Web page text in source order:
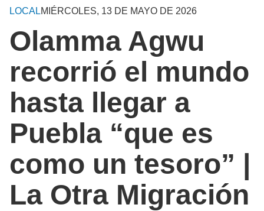
LOCALMIÉRCOLES, 13 DE MAYO DE 2026
Olamma Agwu
recorrió el mundo
hasta llegar a
Puebla “que es
como un tesoro” |
La Otra Migración